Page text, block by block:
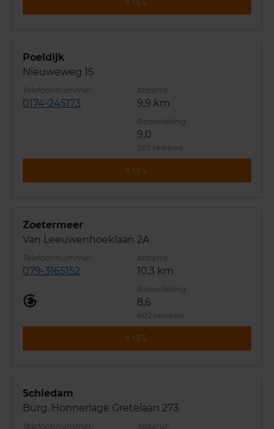
KIES
Poeldijk
Nieuweweg 15
0174-245173 9,9 km
9,0
567 reviews
KIES
Zoetermeer
Van Leeuwenhoeklaan 2A
079-3165152 10,3 km
8,6
602 reviews
KIES
Schiedam
Burg. Honnerlage Gretelaan 273